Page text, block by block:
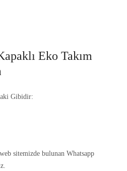
Eko Takım
Gibidir:
sitemizde bulunan Whatsapp